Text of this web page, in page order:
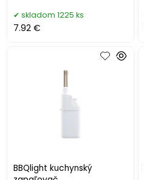
skladom 1225 ks
7.92 €
BBQlight kuchynský